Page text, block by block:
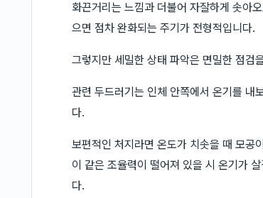
화끈거리는 느낌과 더불어 자잘하게 솟아
으면 점차 완화되는 주기가 전형적입니다.
그렇지만 세밀한 상태 파악은 면밀한 점검
관련 두드러기는 인체 안쪽에서 온기를 내
다.
보편적인 처지라면 온도가 치솟을 때 모공
이 같은 조율력이 떨어져 있을 시 온기가
다.